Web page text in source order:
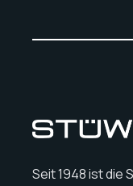
Seit 1948 ist die